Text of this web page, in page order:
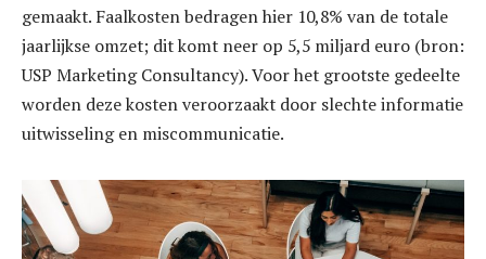
gemaakt. Faalkosten bedragen hier 10,8% van de totale
jaarlijkse omzet; dit komt neer op 5,5 miljard euro (bron:
USP Marketing Consultancy). Voor het grootste gedeelte
worden deze kosten veroorzaakt door slechte informatie
uitwisseling en miscommunicatie.